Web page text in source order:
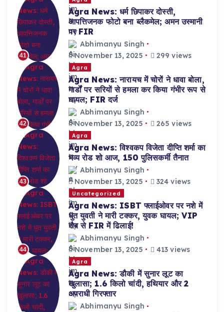
41
Agra News: धर्म छिपाकर दोस्ती,
आपत्तिजनक फोटो बना ब्लैकमेल; अमन उस्मानी
पर FIR
Abhimanyu Singh
November 13, 2025
299 views
42
Agra
Agra News: नारायच में चोरों ने धावा बोला,
गार्डों पर सरियों से हमला कर किया गंभीर रूप से
घायल; FIR दर्ज
Abhimanyu Singh
November 13, 2025
265 views
43
Agra
Agra News: विश्वकप विजेता दीप्ति शर्मा का
भव्य रोड शो आज, 150 पुलिसकर्मी तैनात
Abhimanyu Singh
November 13, 2025
324 views
44
Uncategorized
Agra News: ISBT फ्लाईओवर पर नशे में
धुत युवती ने मारी टक्कर, युवक घायल; VIP
रौब से FIR में ढिलाई!
Abhimanyu Singh
November 13, 2025
413 views
Agra
Agra News: डौकी में सुनार लूट का
खुलासा; 1.6 किलो चांदी, हथियार और 2
अपराधी गिरफ्तार
Abhimanyu Singh